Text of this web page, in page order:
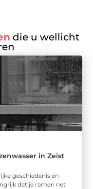
die u wellicht
in Zeist
geschiedenis en
dat je ramen net